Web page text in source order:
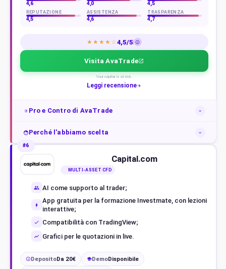
4,6 4,0 4,5
REPUTAZIONE
4,5
ASSISTENZA
4,6
TRASPARENZA
4,7
★★★★☆4,5/5
Visita AvaTrade
Your capital is at risk.
Leggi recensione
Pro e Contro di AvaTrade
Perché l'abbiamo scelta
#6
Capital.com
MULTI-ASSET CFD
AI come supporto al trader;
App gratuita per la formazione Investmate, con lezioni
interattive;
Compatibilità con TradingView;
Grafici per le quotazioni in live.
€ DepositoDa 20€ DemoDisponibile